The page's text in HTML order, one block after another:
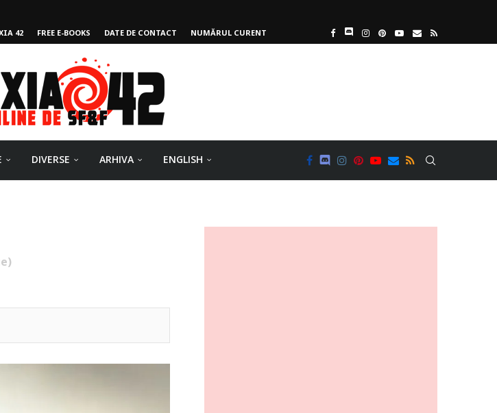
42 FREE E-BOOKS DATE DE CONTACT NUMĂRUL CURENT
DIVERSE ARHIVA ENGLISH